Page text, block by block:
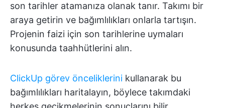
son tarihler atamanıza olanak tanır. Takımı bir
araya getirin ve bağımlılıkları onlarla tartışın.
Projenin faizi için son tarihlerine uymaları
konusunda taahhütlerini alın.
ClickUp görev önceliklerini kullanarak bu
bağımlılıkları haritalayın, böylece takımdaki